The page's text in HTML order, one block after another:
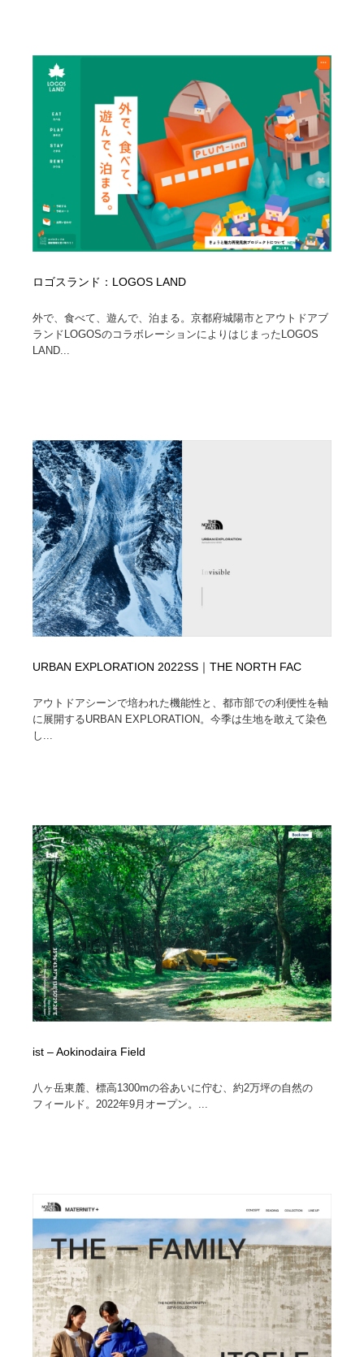
ロゴスランド：LOGOS LAND
外で、食べて、遊んで、泊まる。京都府城陽市とアウトドアブ
ランドLOGOSのコラボレーションによりはじまったLOGOS
LAND...
URBAN EXPLORATION 2022SS｜THE NORTH FAC
アウトドアシーンで培われた機能性と、都市部での利便性を軸
に展開するURBAN EXPLORATION。今季は生地を敢えて染色
し...
ist – Aokinodaira Field
八ヶ岳東麓、標高1300mの谷あいに佇む、約2万坪の自然の
フィールド。2022年9月オープン。...